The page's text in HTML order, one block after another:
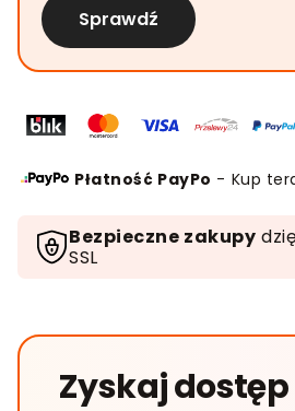
rozmowy
personelem
Sprawdź
Płatność PayPo - Kup
Bezpieczne zakupy
SSL
Zyskaj